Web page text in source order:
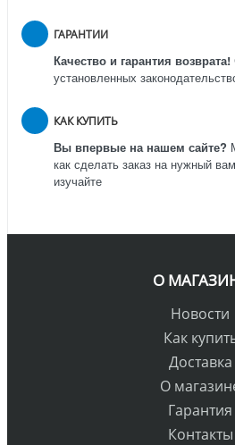
ГАРАНТИИ
Качество и гарантия возврата!
установленных
КАК КУПИТЬ
Вы впервые на нашем сайте?
как сделать заказ на нужный
изучайте
О
Новости
Как
Доставка
О
Гарантия
Контакты